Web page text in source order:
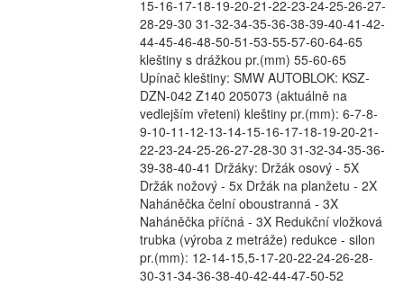
15-16-17-18-19-20-21-22-23-24-25-26-27-
28-29-30 31-32-34-35-36-38-39-40-41-42-
44-45-46-48-50-51-53-55-57-60-64-65
kleštiny s drážkou pr.(mm) 55-60-65
Upínač kleštiny: SMW AUTOBLOK: KSZ-
DZN-042 Z140 205073 (aktuálně na
vedlejším vřeteni) kleštiny pr.(mm): 6-7-8-
9-10-11-12-13-14-15-16-17-18-19-20-21-
22-23-24-25-26-27-28-30 31-32-34-35-36-
39-38-40-41 Držáky: Držák osový - 5X
Držák nožový - 5x Držák na planžetu - 2X
Naháněčka čelní oboustranná - 3X
Naháněčka příčná - 3X Redukční vložková
trubka (výroba z metráže) redukce - silon
pr.(mm): 12-14-15,5-17-20-22-24-26-28-
30-31-34-36-38-40-42-44-47-50-52